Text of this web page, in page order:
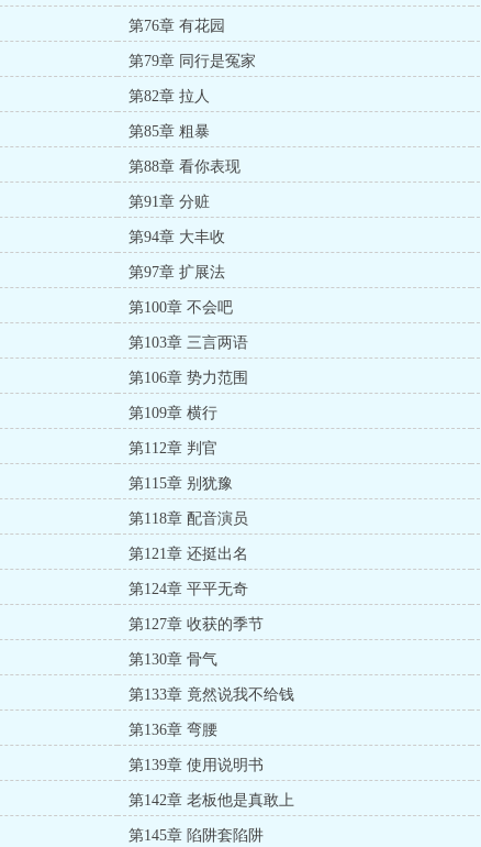
第76章 有花园
第79章 同行是冤家
第82章 拉人
第85章 粗暴
第88章 看你表现
第91章 分赃
第94章 大丰收
第97章 扩展法
第100章 不会吧
第103章 三言两语
第106章 势力范围
第109章 横行
第112章 判官
第115章 别犹豫
第118章 配音演员
第121章 还挺出名
第124章 平平无奇
第127章 收获的季节
第130章 骨气
第133章 竟然说我不给钱
第136章 弯腰
第139章 使用说明书
第142章 老板他是真敢上
第145章 陷阱套陷阱